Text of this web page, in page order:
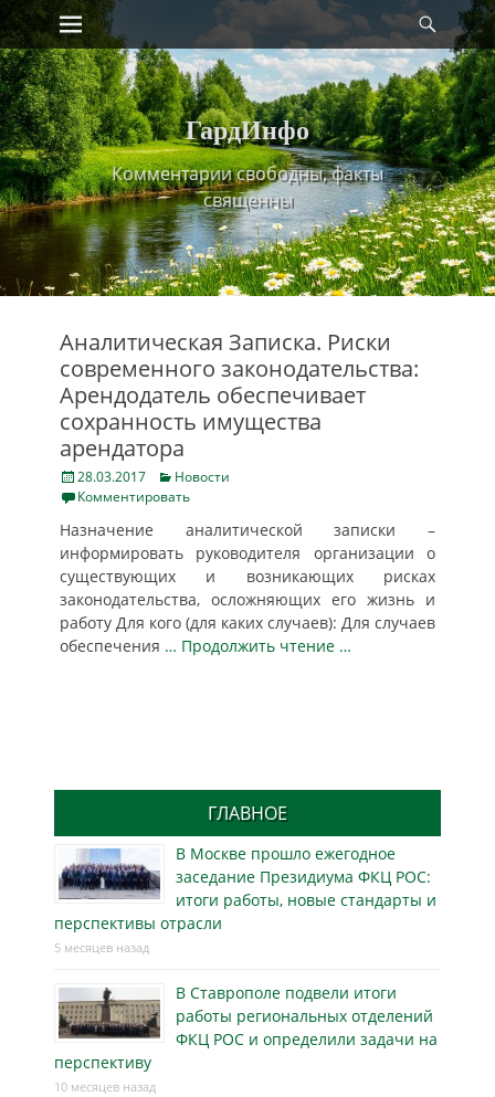
Skip
to
content
Primary Menu
ГардИнфо
Комментарии свободны, факты
священны
Аналитическая Записка. Риски
современного законодательства:
Арендодатель обеспечивает
сохранность имущества
арендатора
Posted
on
28.03.2017 Categories
Новости
Комментировать
Назначение аналитической записки –
информировать руководителя организации о
существующих и возникающих рисках
законодательства, осложняющих его жизнь и
работу Для кого (для каких случаев): Для случаев
обеспечения … Продолжить чтение …
ГЛАВНОЕ
В Москве прошло ежегодное
заседание Президиума ФКЦ РОС:
итоги работы, новые стандарты и
перспективы отрасли
5 месяцев назад
В Ставрополе подвели итоги
работы региональных отделений
ФКЦ РОС и определили задачи на
перспективу
10 месяцев назад